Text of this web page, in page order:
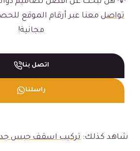
تواصل معنا عبر أرقام الموقع
مجانية!
اتصل بنا
راسلنا
شاهد كذلك: تركيب اسقف جبس